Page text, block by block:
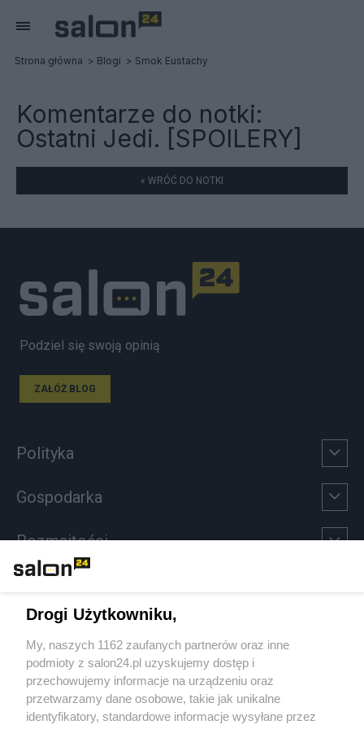
Strona główna Blogi Smok Eustachy
Komentarze do notki:
Ostatni Jedi. [SPOILERY]
« WRÓĆ DO NOTKI
Podziel się swoją opinią
ZAŁÓŻ BLOG
Polityka
Gospodarka
Rozmaitości
Sport
Społeczeństwo
Kultura
Drogi Użytkowniku,
My, naszych 1162 zaufanych partnerów oraz inne
podmioty z salon24.pl uzyskujemy dostęp i
przechowujemy informacje na urządzeniu oraz
przetwarzamy dane osobowe, takie jak unikalne
identyfikatory, standardowe informacje wysyłane przez